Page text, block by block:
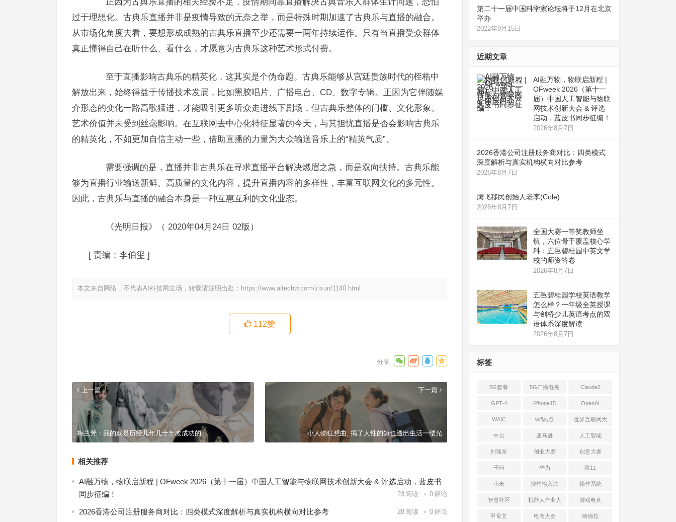
过于理想化。古典乐直播并非是疫情导致的无奈之举，而是特殊时期加速了古典乐与直播的融合。
从市场化角度去看，要想形成成熟的古典乐直播至少还需要一两年持续运作。只有当直播受众群体
真正懂得自己在听什么、看什么，才愿意为古典乐这种艺术形式付费。
至于直播影响古典乐的精英化，这其实是个伪命题。古典乐能够从宫廷贵族时代的桎梏中
解放出来，始终得益于传播技术发展，比如黑胶唱片、广播电台、CD、数字专辑。正因为它伴随媒
介形态的变化一路高歌猛进，才能吸引更多听众走进线下剧场，但古典乐整体的门槛、文化形象、
艺术价值并未受到丝毫影响。在互联网去中心化特征显著的今天，与其担忧直播是否会影响古典乐
的精英化，不如更加自信主动一些，借助直播的力量为大众输送音乐上的“精英气质”。
需要强调的是，直播并非古典乐在寻求直播平台解决燃眉之急，而是双向扶持。古典乐能
够为直播行业输送新鲜、高质量的文化内容，提升直播内容的多样性，丰富互联网文化的多元性。
因此，古典乐与直播的融合本身是一种互惠互利的文化业态。
《光明日报》（ 2020年04月24日 02版）
[ 责编：李伯玺 ]
本文来自网络，不代表AI科技网立场，转载请注明出处： https://www.aitechw.com/zixun/1140.html
112赞
上一篇
梅兰芳：我的戏是历经几年几十年改成功的
下一篇
小人物狂想曲, 揭了人性的短也透出生活一缕光
相关推荐
AI融万物，物联启新程 | OFweek 2026（第十一届）中国人工智能与物联网技术创新大会 & 评选启动，蓝皮书
同步征编！
23 阅读 0评论
2026香港公司注册服务商对比：四类模式深度解析与真实机构横向对比参考 28 阅读 0评论
第二十一届中国科学家论坛将于12月在北京
举办
2022年9月15日
近期文章
AI融万物，物联启新程 |
OFweek 2026（第十一
届）中国人工智能与物联
网技术创新大会 & 评选
启动，蓝皮书同步征编！
2026年8月7日
2026香港公司注册服务商对比：四类模式
深度解析与真实机构横向对比参考
2026年8月7日
腾飞移民创始人老李(Cole)
2026年8月7日
全国大赛一等奖教师坐
镇，六位骨干覆盖核心学
科：五邑碧桂园中英文学
校的师资答卷
2026年8月7日
五邑碧桂园学校英语教学
怎么样？一年级全英授课
与剑桥少儿英语考点的双
语体系深度解读
2026年8月7日
标签
5G套餐 5G广播电视 Claude2
GPT-4 iPhone15 OpenAI
WAIC wifi热点 世界互联网大
会
中台 亚马逊 人工智能
刘强东 创业大赛 创意大赛
千问 华为 双11
小米 搜狗输入法 操作系统
智慧社区 机器人产业大
会
游戏电竞
甲骨文 电商大会 纳德拉